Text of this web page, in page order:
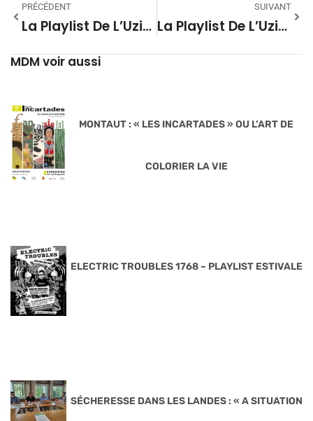
PRÉCÉDENT
La Playlist De L’Uzine À Gaz – Saison 03 #03
SUIVANT
La Playlist De L’Uzine À Gaz – Saison 03 #05
MDM voir aussi
MONTAUT : « LES INCARTADES » OU L’ART DE
COLORIER LA VIE
ELECTRIC TROUBLES 1768 – PLAYLIST ESTIVALE
SÉCHERESSE DANS LES LANDES : « A SITUATION